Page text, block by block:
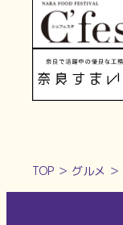
TOP ＞ グルメ ＞